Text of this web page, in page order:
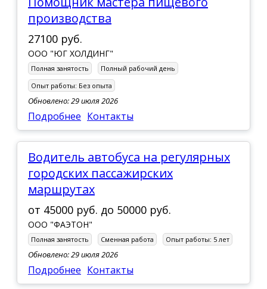
производства
27100 руб.
ООО "ЮГ ХОЛДИНГ"
Полная занятость
Полный рабочий день
Опыт работы: Без опыта
Обновлено: 29 июля 2026
Подробнее Контакты
Водитель автобуса на регулярных
городских пассажирских
маршрутах
от 45000 руб. до 50000 руб.
ООО "ФАЭТОН"
Полная занятость Сменная работа Опыт работы: 5 лет
Обновлено: 29 июля 2026
Подробнее Контакты